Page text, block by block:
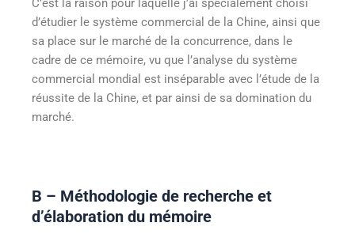
C’est la raison pour laquelle j’ai spécialement choisi
d’étudier le système commercial de la Chine, ainsi que
sa place sur le marché de la concurrence, dans le
cadre de ce mémoire, vu que l’analyse du système
commercial mondial est inséparable avec l’étude de la
réussite de la Chine, et par ainsi de sa domination du
marché.
B – Méthodologie de recherche et
d’élaboration du mémoire